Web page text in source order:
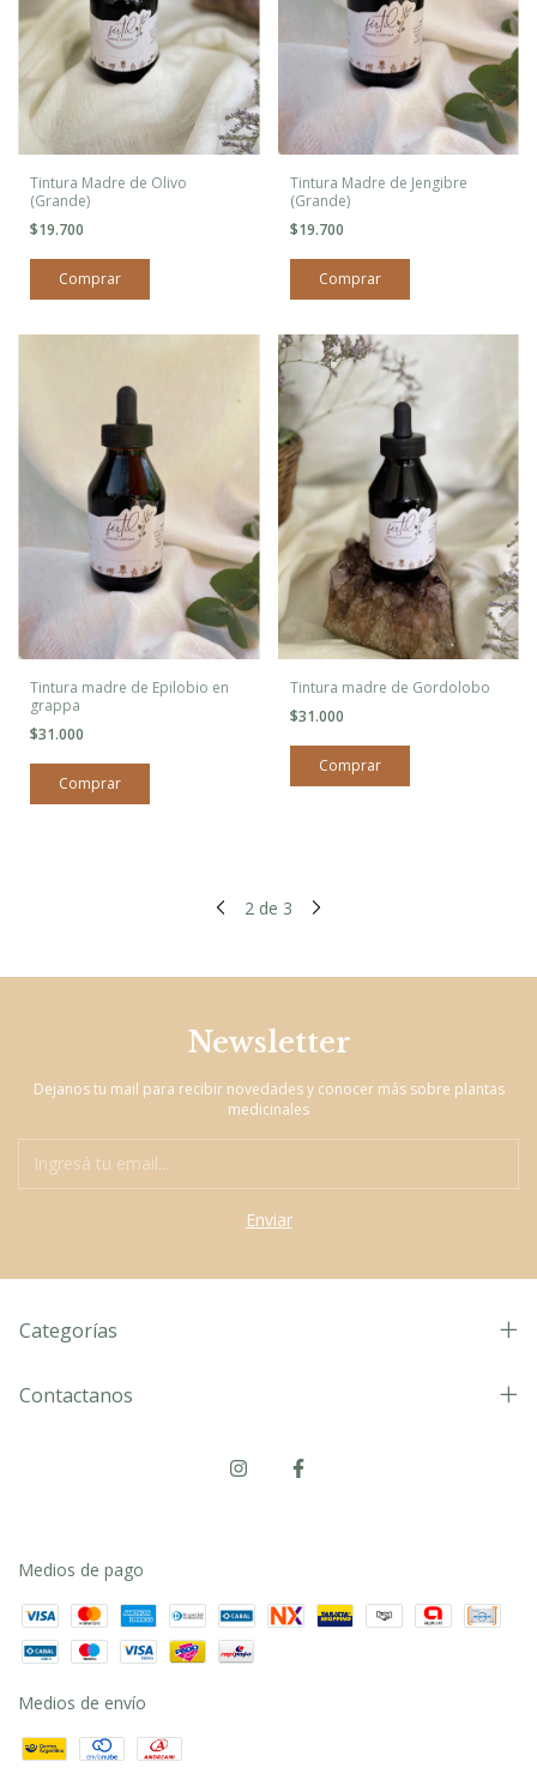
Tintura Madre de Olivo
(Grande)
$19.700
Tintura Madre de Jengibre
(Grande)
$19.700
Tintura madre de Epilobio en
grappa
$31.000
Tintura madre de Gordolobo
$31.000
2 de 3
Newsletter
Dejanos tu mail para recibir novedades y conocer más sobre plantas
medicinales
Categorías
Contactanos
Medios de pago
Medios de envío